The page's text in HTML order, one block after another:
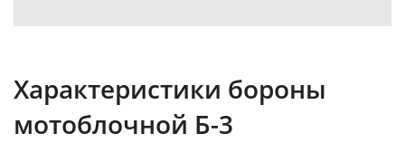
Характеристики бороны
мотоблочной Б-3